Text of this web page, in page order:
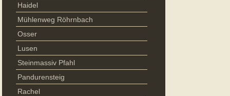
Haidel
Mühlenweg Röhrnbach
Osser
Lusen
Steinmassiv Pfahl
Pandurensteig
Rachel